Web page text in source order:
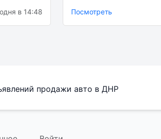
в 14:48 Посмотреть
продажи авто в ДНР